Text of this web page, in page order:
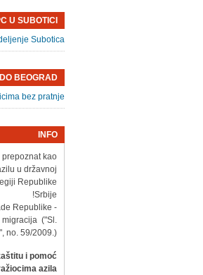
U SUBOTICI
Subotica
BEOGRAD
bez pratnje
INFO
prepoznat kao
u državnoj
Republike
Srbije!
Republike
migracija ("Sl.
no. 59/2009.)
i pomoć
azila